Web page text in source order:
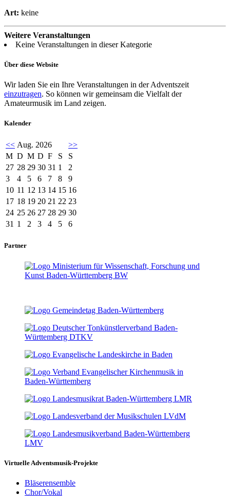
Art: keine
Weitere Veranstaltungen
Keine Veranstaltungen in dieser Kategorie
Über diese Website
Wir laden Sie ein Ihre Veranstaltungen in der Adventszeit
einzutragen. So können wir gemeinsam die Vielfalt der
Amateurmusik im Land zeigen.
Kalender
<< Aug. 2026
>>
M D M D F S
S
27 28 29 30 31 1
2
3
4 5 6 7 8
9
10 11 12 13 14 15 16
17 18 19 20 21 22 23
24 25 26 27 28 29 30
31 1 2 3 4 5 6
Partner
Virtuelle Adventsmusik-Projekte
Bläserensemble
Chor/Vokal